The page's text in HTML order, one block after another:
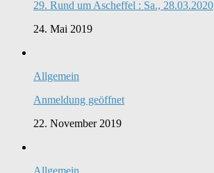
29. Rund um Ascheffel : Sa., 28.03.2020
24. Mai 2019
Allgemein
Anmeldung geöffnet
22. November 2019
Allgemein